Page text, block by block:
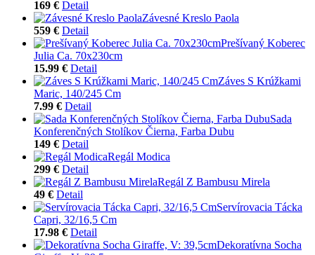
169 € Detail
Závesné Kreslo Paola
559 € Detail
Prešívaný Koberec
Julia Ca. 70x230cm
15.99 € Detail
Záves S Krúžkami
Maric, 140/245 Cm
7.99 € Detail
Sada
Konferenčných Stolíkov Čierna, Farba Dubu
149 € Detail
Regál Modica
299 € Detail
Regál Z Bambusu Mirela
49 € Detail
Servírovacia Tácka
Capri, 32/16,5 Cm
17.98 € Detail
Dekoratívna Socha